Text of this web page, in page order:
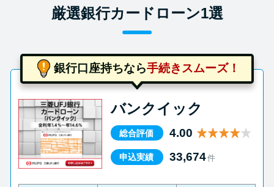
厳選銀行カードローン1選
銀行口座持ちなら手続きスムーズ！
バンクイック
総合評価 4.00
申込実績 33,674件